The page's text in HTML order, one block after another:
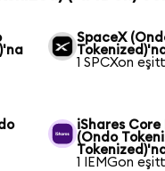
SpaceX
1 SPCXon
iShares Core
(Ondo
1 IEMGon